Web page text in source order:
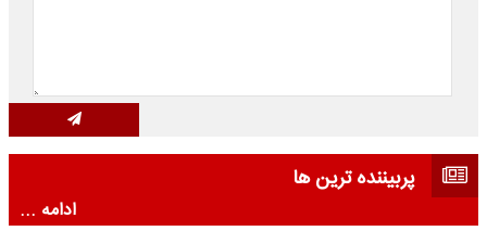
پربیننده ترین ها
ادامه ...